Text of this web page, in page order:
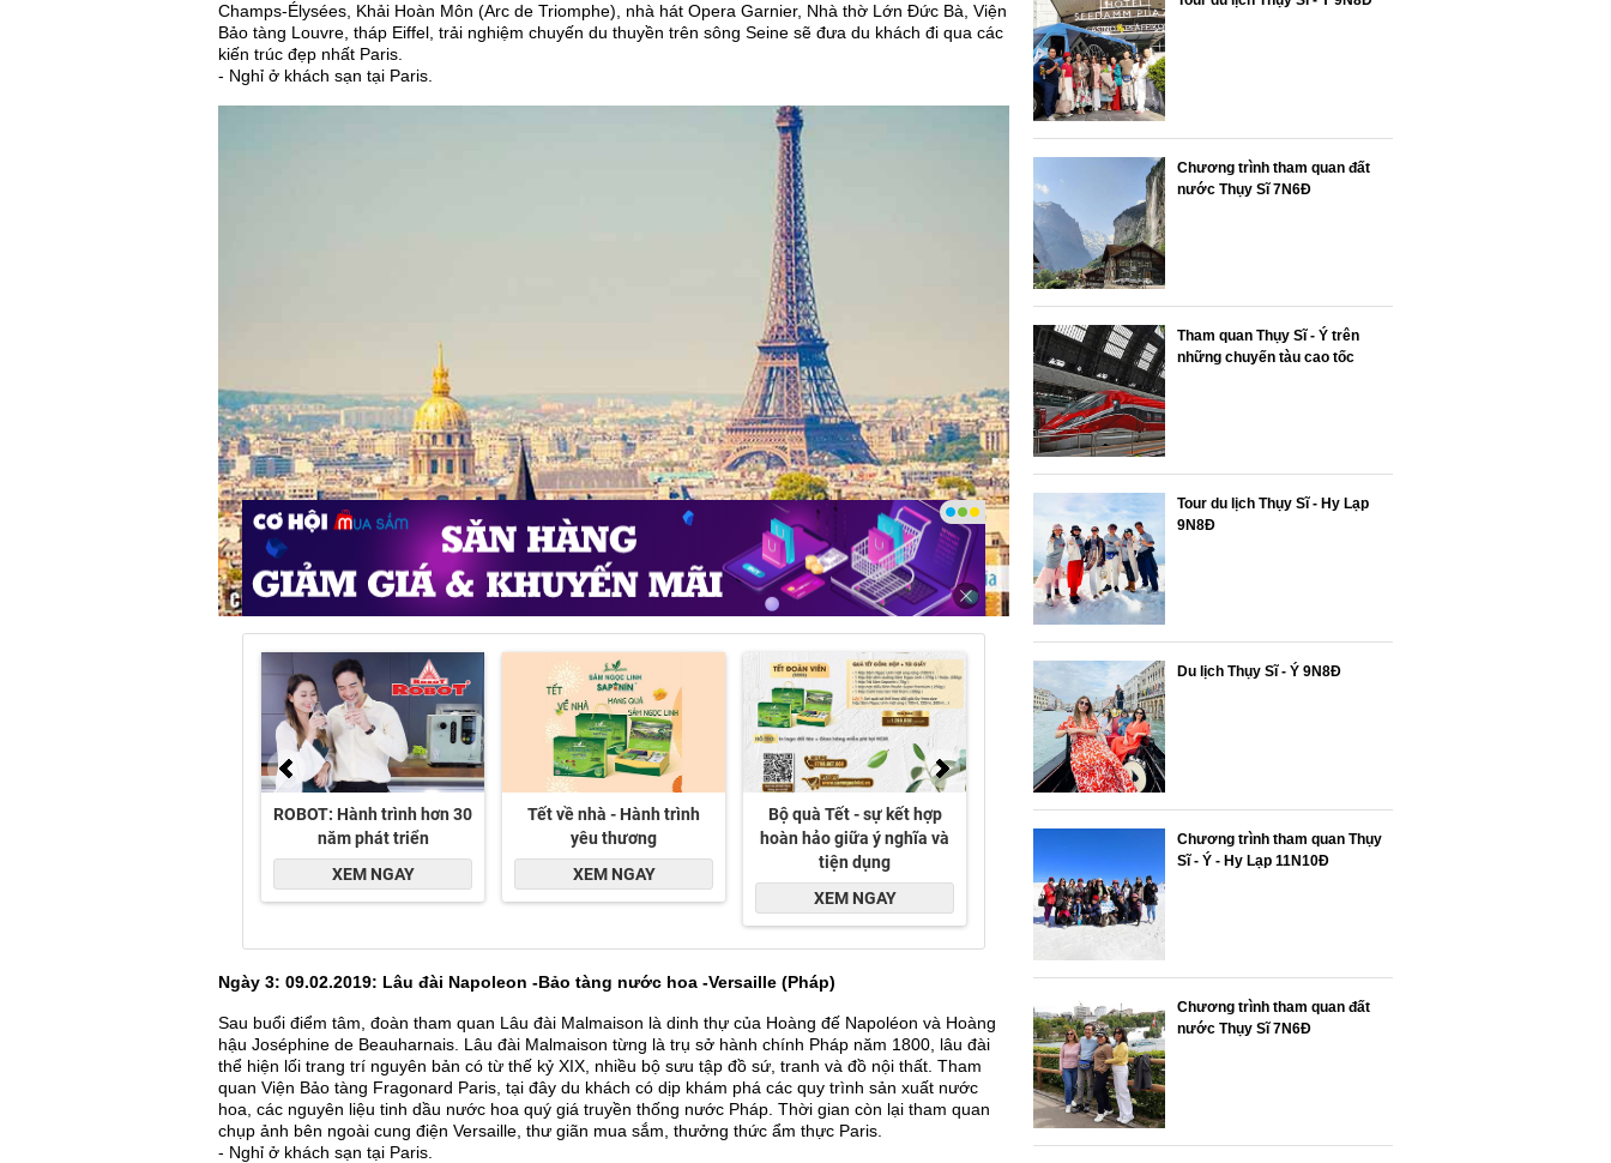
Champs-Élysées, Khải Hoàn Môn (Arc de Triomphe), nhà hát Opera Garnier, Nhà thờ Lớn Đức Bà, Viện
Bảo tàng Louvre, tháp Eiffel, trải nghiệm chuyến du thuyền trên sông Seine sẽ đưa du khách đi qua các
kiến trúc đẹp nhất Paris.
- Nghỉ ở khách sạn tại Paris.
Ngày 3: 09.02.2019: Lâu đài Napoleon -Bảo tàng nước hoa -Versaille (Pháp)
Sau buổi điểm tâm, đoàn tham quan Lâu đài Malmaison là dinh thự của Hoàng đế Napoléon và Hoàng
hậu Joséphine de Beauharnais. Lâu đài Malmaison từng là trụ sở hành chính Pháp năm 1800, lâu đài
thể hiện lối trang trí nguyên bản có từ thế kỷ XIX, nhiều bộ sưu tập đồ sứ, tranh và đồ nội thất. Tham
quan Viện Bảo tàng Fragonard Paris, tại đây du khách có dịp khám phá các quy trình sản xuất nước
hoa, các nguyên liệu tinh dầu nước hoa quý giá truyền thống nước Pháp. Thời gian còn lại tham quan
chụp ảnh bên ngoài cung điện Versaille, thư giãn mua sắm, thưởng thức ẩm thực Paris.
- Nghỉ ở khách sạn tại Paris.
Chương trình tham quan đất
nước Thụy Sĩ 7N6Đ
Tham quan Thụy Sĩ - Ý trên
những chuyến tàu cao tốc
Tour du lịch Thụy Sĩ - Hy Lạp
9N8Đ
Du lịch Thụy Sĩ - Ý 9N8Đ
Chương trình tham quan Thụy
Sĩ - Ý - Hy Lạp 11N10Đ
Chương trình tham quan đất
nước Thụy Sĩ 7N6Đ